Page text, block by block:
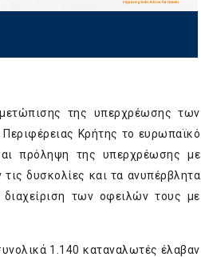
της υπερχρέωσης των
Κρήτης το ευρωπαϊκό
πρόληψη της υπερχρέωσης με
δυσκολίες και τα ανυπέρβλητα
των οφειλών τους με
1.140 καταναλωτές έλαβαν